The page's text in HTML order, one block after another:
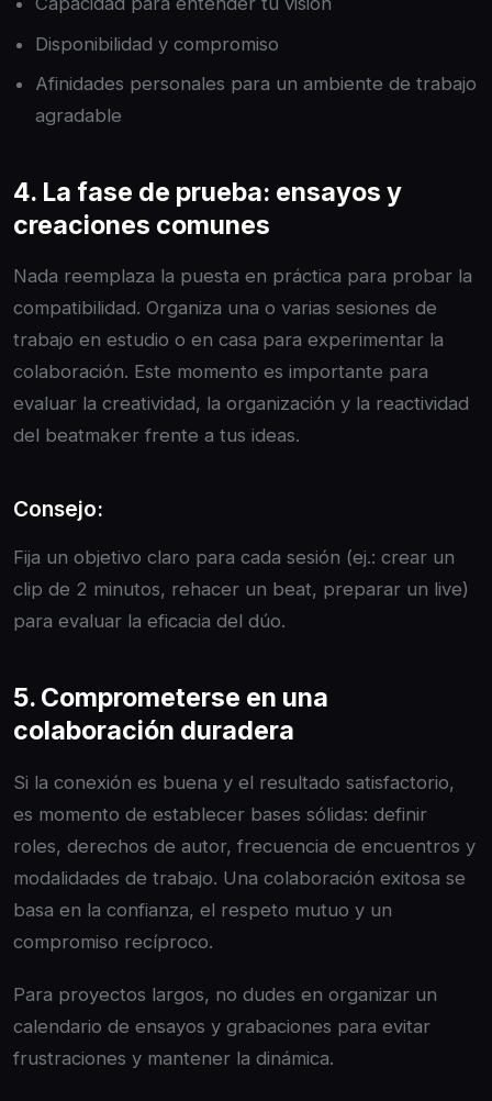
Disponibilidad y compromiso
Afinidades personales para un ambiente de trabajo
agradable
4. La fase de prueba: ensayos y
creaciones comunes
Nada reemplaza la puesta en práctica para probar la
compatibilidad. Organiza una o varias sesiones de
trabajo en estudio o en casa para experimentar la
colaboración. Este momento es importante para
evaluar la creatividad, la organización y la reactividad
del beatmaker frente a tus ideas.
Consejo:
Fija un objetivo claro para cada sesión (ej.: crear un
clip de 2 minutos, rehacer un beat, preparar un live)
para evaluar la eficacia del dúo.
5. Comprometerse en una
colaboración duradera
Si la conexión es buena y el resultado satisfactorio,
es momento de establecer bases sólidas: definir
roles, derechos de autor, frecuencia de encuentros y
modalidades de trabajo. Una colaboración exitosa se
basa en la confianza, el respeto mutuo y un
compromiso recíproco.
Para proyectos largos, no dudes en organizar un
calendario de ensayos y grabaciones para evitar
frustraciones y mantener la dinámica.